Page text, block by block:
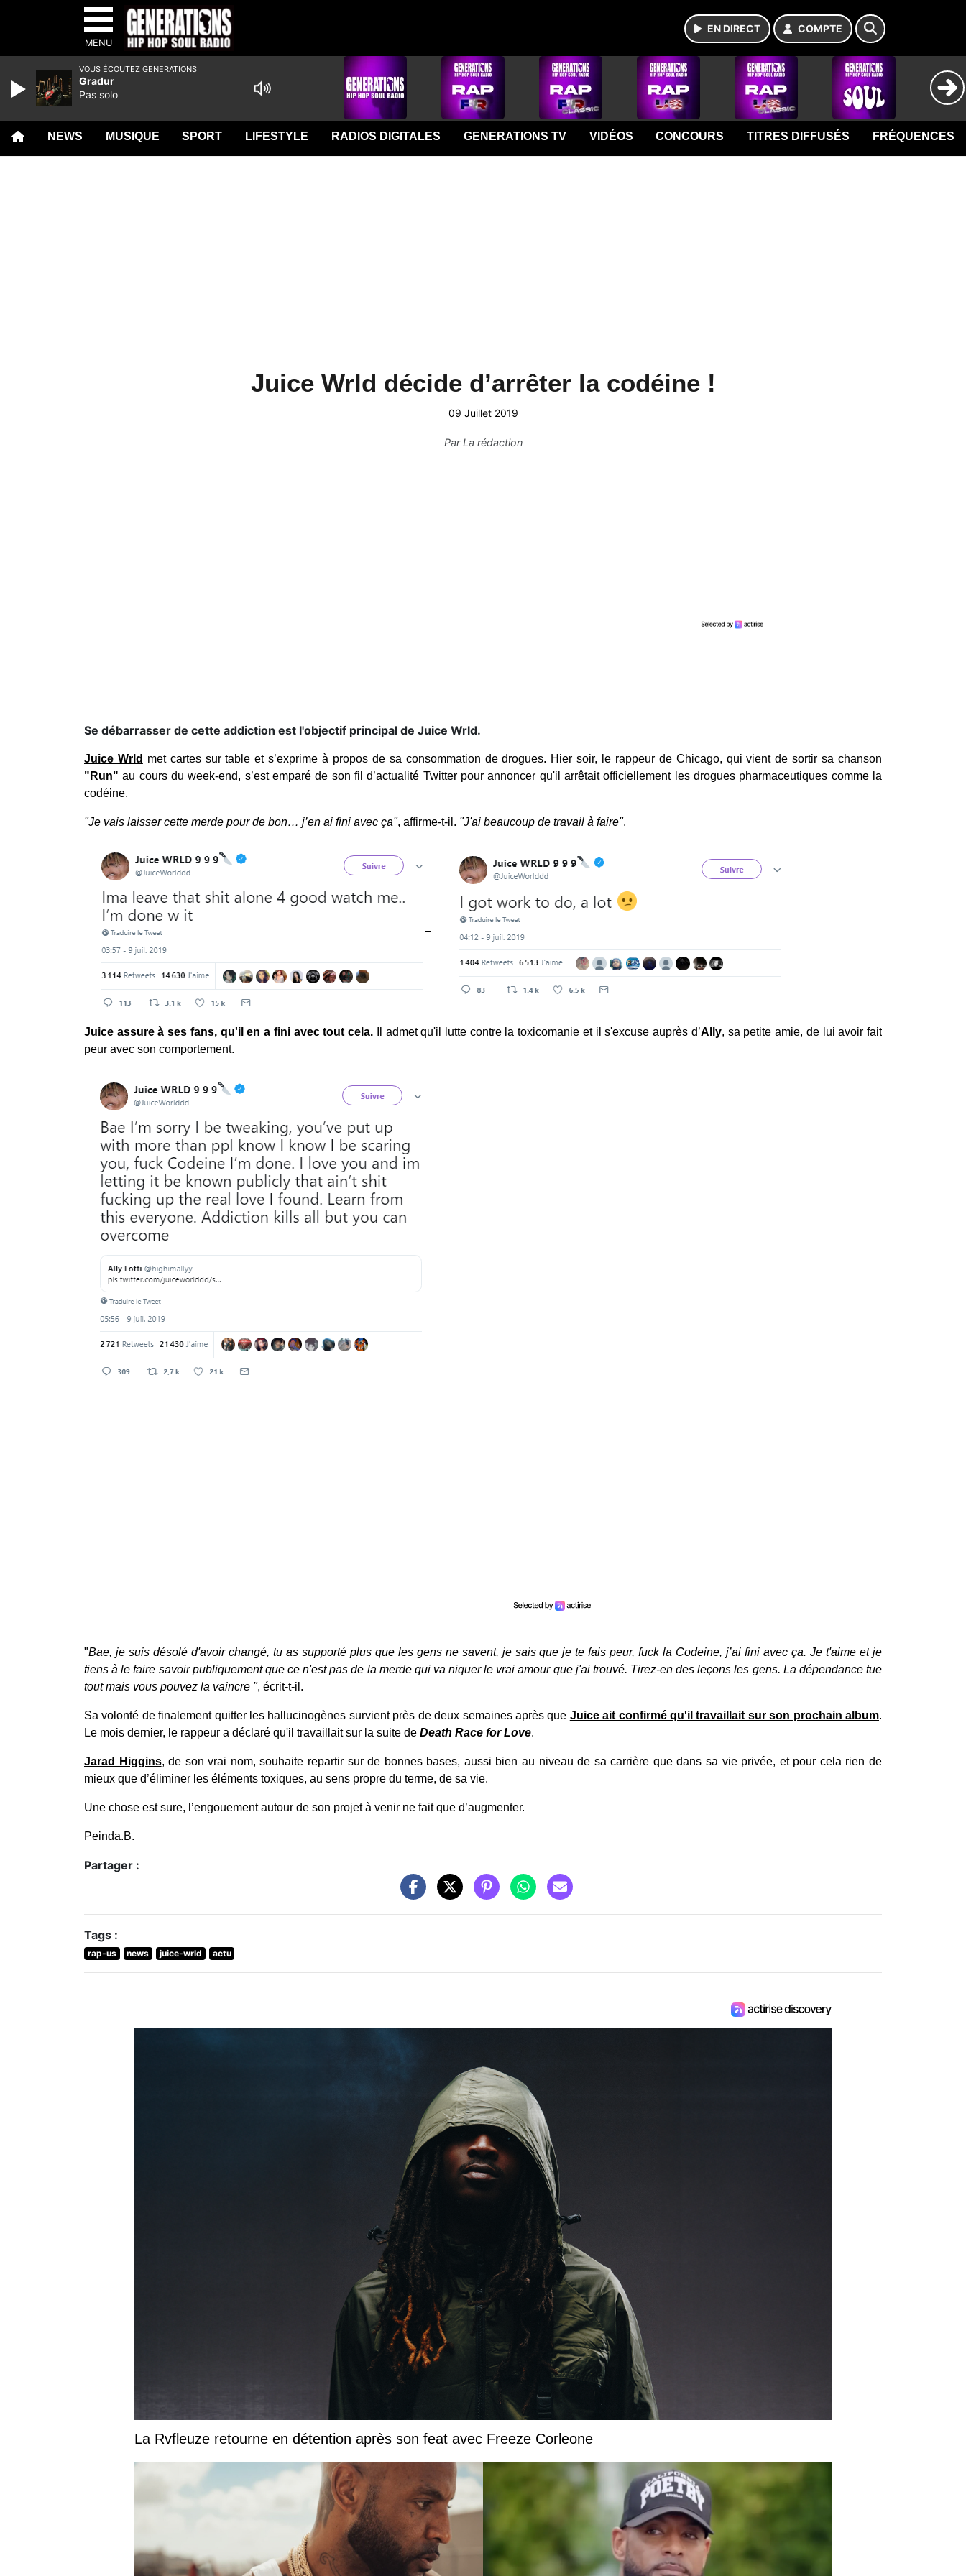
MENU
EN DIRECT COMPTE
NEWS MUSIQUE SPORT LIFESTYLE RADIOS DIGITALES GENERATIONS TV VIDÉOS CONCOURS TITRES DIFFUSÉS FRÉQUENCES
Juice Wrld décide d’arrêter la codéine !
09 Juillet 2019
ParLa rédaction
Se débarrasser de cette addiction est l'objectif principal de Juice Wrld.
Juice Wrld met cartes sur table et s’exprime à propos de sa consommation de drogues. Hier soir, le rappeur de Chicago, qui vient de sortir sa chanson
"Run" au cours du week-end, s’est emparé de son fil d’actualité Twitter pour annoncer qu'il arrêtait officiellement les drogues pharmaceutiques comme la
codéine.
"Je vais laisser cette merde pour de bon… j’en ai fini avec ça", affirme-t-il. "J'ai beaucoup de travail à faire".
Juice assure à ses fans, qu'il en a fini avec tout cela. Il admet qu'il lutte contre la toxicomanie et il s'excuse auprès d’Ally, sa petite amie, de lui avoir fait
peur avec son comportement.
"Bae, je suis désolé d'avoir changé, tu as supporté plus que les gens ne savent, je sais que je te fais peur, fuck la Codeine, j’ai fini avec ça. Je t'aime et je
tiens à le faire savoir publiquement que ce n'est pas de la merde qui va niquer le vrai amour que j'ai trouvé. Tirez-en des leçons les gens. La dépendance tue
tout mais vous pouvez la vaincre ", écrit-t-il.
Sa volonté de finalement quitter les hallucinogènes survient près de deux semaines après que Juiceait confirmé qu'il travaillait sur son prochain album.
Le mois dernier, le rappeur a déclaré qu'il travaillait sur la suite de Death Race for Love.
Jarad Higgins, de son vrai nom, souhaite repartir sur de bonnes bases, aussi bien au niveau de sa carrière que dans sa vie privée, et pour cela rien de
mieux que d’éliminer les éléments toxiques, au sens propre du terme, de sa vie.
Une chose est sure, l’engouement autour de son projet à venir ne fait que d’augmenter.
Peinda.B.
Partager :
Tags :
rap-us news juice-wrld actu
La Rvfleuze retourne en détention après son feat avec Freeze Corleone
VOUS ÉCOUTEZ GENERATIONS
Gradur
Pas solo